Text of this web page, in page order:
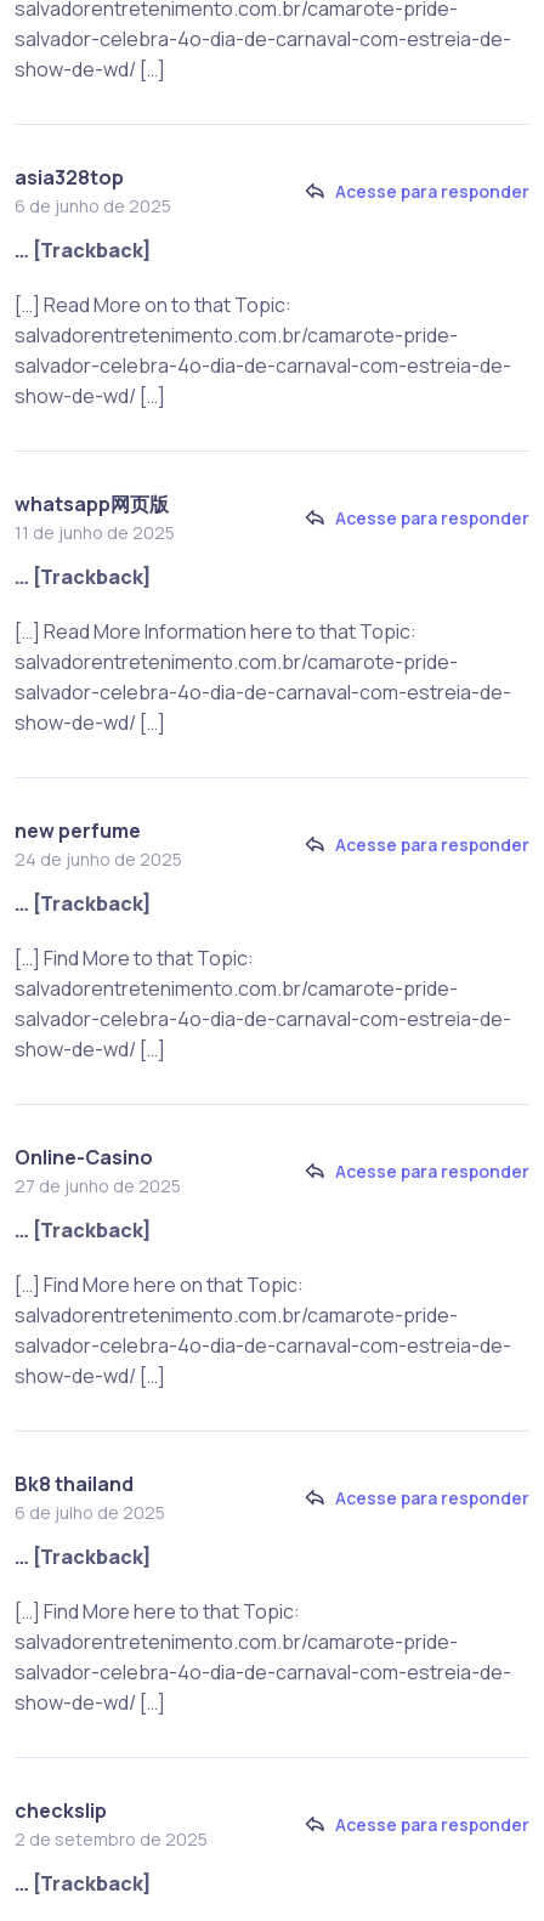
salvadorentretenimento.com.br/camarote-pride-
salvador-celebra-4o-dia-de-carnaval-com-estreia-de-
show-de-wd/ […]
asia328top
6 de junho de 2025
Acesse para responder
… [Trackback]
[…] Read More on to that Topic:
salvadorentretenimento.com.br/camarote-pride-
salvador-celebra-4o-dia-de-carnaval-com-estreia-de-
show-de-wd/ […]
whatsapp网页版
11 de junho de 2025
Acesse para responder
… [Trackback]
[…] Read More Information here to that Topic:
salvadorentretenimento.com.br/camarote-pride-
salvador-celebra-4o-dia-de-carnaval-com-estreia-de-
show-de-wd/ […]
new perfume
24 de junho de 2025
Acesse para responder
… [Trackback]
[…] Find More to that Topic:
salvadorentretenimento.com.br/camarote-pride-
salvador-celebra-4o-dia-de-carnaval-com-estreia-de-
show-de-wd/ […]
Online-Casino
27 de junho de 2025
Acesse para responder
… [Trackback]
[…] Find More here on that Topic:
salvadorentretenimento.com.br/camarote-pride-
salvador-celebra-4o-dia-de-carnaval-com-estreia-de-
show-de-wd/ […]
Bk8 thailand
6 de julho de 2025
Acesse para responder
… [Trackback]
[…] Find More here to that Topic:
salvadorentretenimento.com.br/camarote-pride-
salvador-celebra-4o-dia-de-carnaval-com-estreia-de-
show-de-wd/ […]
checkslip
2 de setembro de 2025
Acesse para responder
… [Trackback]